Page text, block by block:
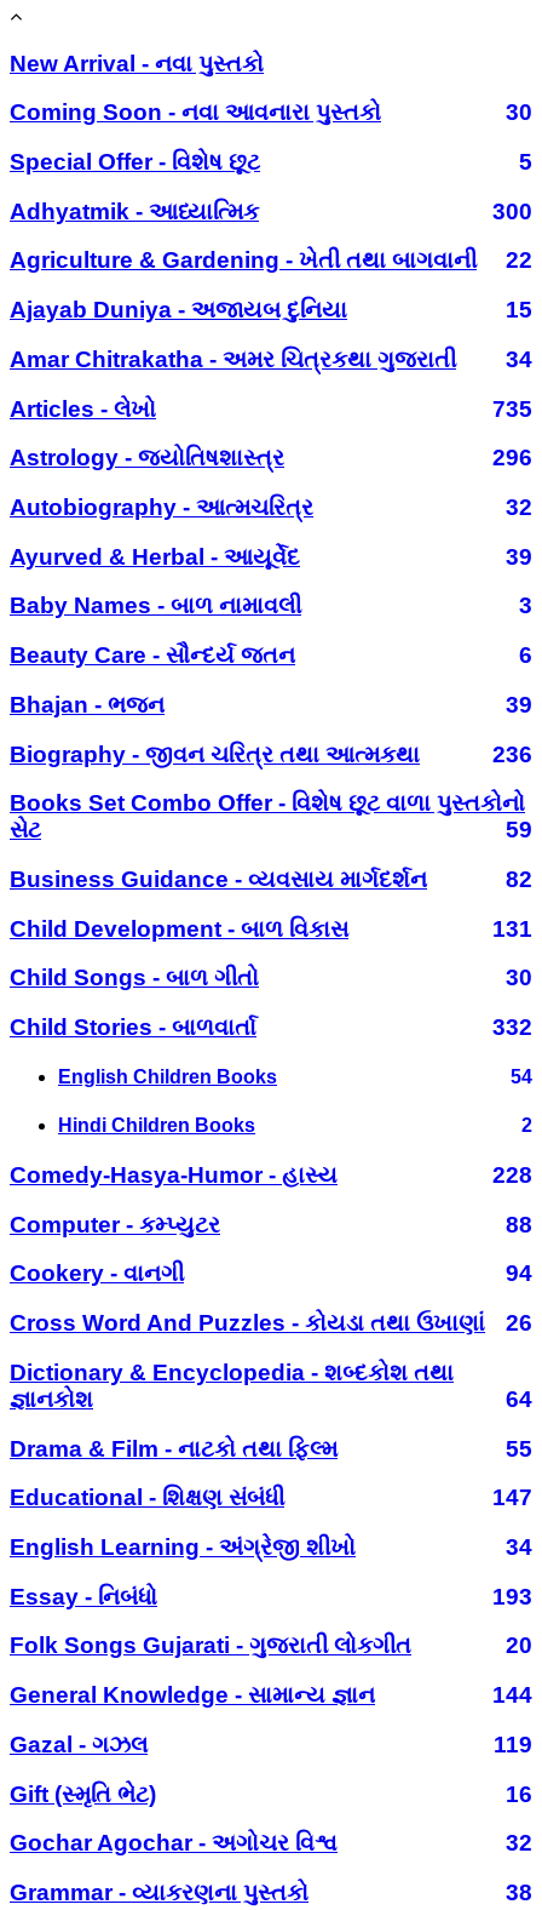
New Arrival - નવા પુસ્તકો
Coming Soon - નવા આવનારા પુસ્તકો
30
Special Offer - વિશેષ છૂટ
5
Adhyatmik - આધ્યાત્મિક
300
Agriculture & Gardening - ખેતી તથા બાગવાની
22
Ajayab Duniya - અજાયબ દુનિયા
15
Amar Chitrakatha - અમર ચિત્રકથા ગુજરાતી
34
Articles - લેખો
735
Astrology - જ્યોતિષશાસ્ત્ર
296
Autobiography - આત્મચરિત્ર
32
Ayurved & Herbal - આયૂર્વેદ
39
Baby Names - બાળ નામાવલી
3
Beauty Care - સૌન્દર્ય જતન
6
Bhajan - ભજન
39
Biography - જીવન ચરિત્ર તથા આત્મકથા
236
Books Set Combo Offer - વિશેષ છૂટ વાળા પુસ્તકોનો
સેટ
59
Business Guidance - વ્યવસાય માર્ગદર્શન
82
Child Development - બાળ વિકાસ
131
Child Songs - બાળ ગીતો
30
Child Stories - બાળવાર્તા
332
English Children Books 54
Hindi Children Books 2
Comedy-Hasya-Humor - હાસ્ય
228
Computer - કમ્પ્યુટર
88
Cookery - વાનગી
94
Cross Word And Puzzles - કોયડા તથા ઉખાણાં
26
Dictionary & Encyclopedia - શબ્દકોશ તથા
જ્ઞાનકોશ
64
Drama & Film - નાટકો તથા ફિલ્મ
55
Educational - શિક્ષણ સંબંધી
147
English Learning - અંગ્રેજી શીખો
34
Essay - નિબંધો
193
Folk Songs Gujarati - ગુજરાતી લોકગીત
20
General Knowledge - સામાન્ય જ્ઞાન
144
Gazal - ગઝલ
119
Gift (સ્મૃતિ ભેટ)
16
Gochar Agochar - અગોચર વિશ્વ
32
Grammar - વ્યાકરણના પુસ્તકો
38